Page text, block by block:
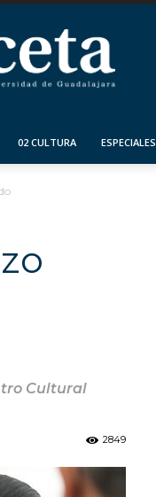
02 CULTURA ESPECIALES
Cultural
2849